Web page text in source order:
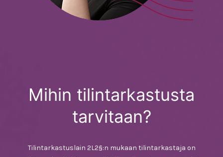
Mihin tilintarkastusta
tarvitaan?
Tilintarkastuslain 2L2§:n mukaan tilintarkastaja on